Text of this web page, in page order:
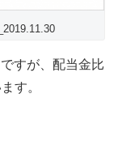
すが、配当金比
す。